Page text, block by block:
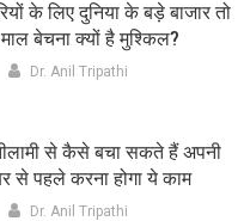
के लिए दुनिया के बड़े बाजार तो
बेचना क्यों है मुश्किल?
Dr. Anil Tripathi
से कैसे बचा सकते हैं अपनी
से पहले करना होगा ये काम
Dr. Anil Tripathi